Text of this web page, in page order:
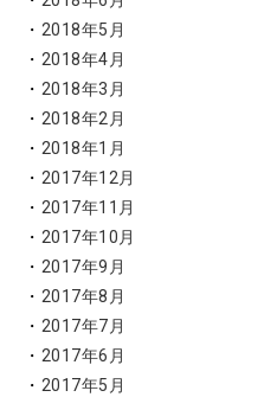
2018年5月
2018年4月
2018年3月
2018年2月
2018年1月
2017年12月
2017年11月
2017年10月
2017年9月
2017年8月
2017年7月
2017年6月
2017年5月